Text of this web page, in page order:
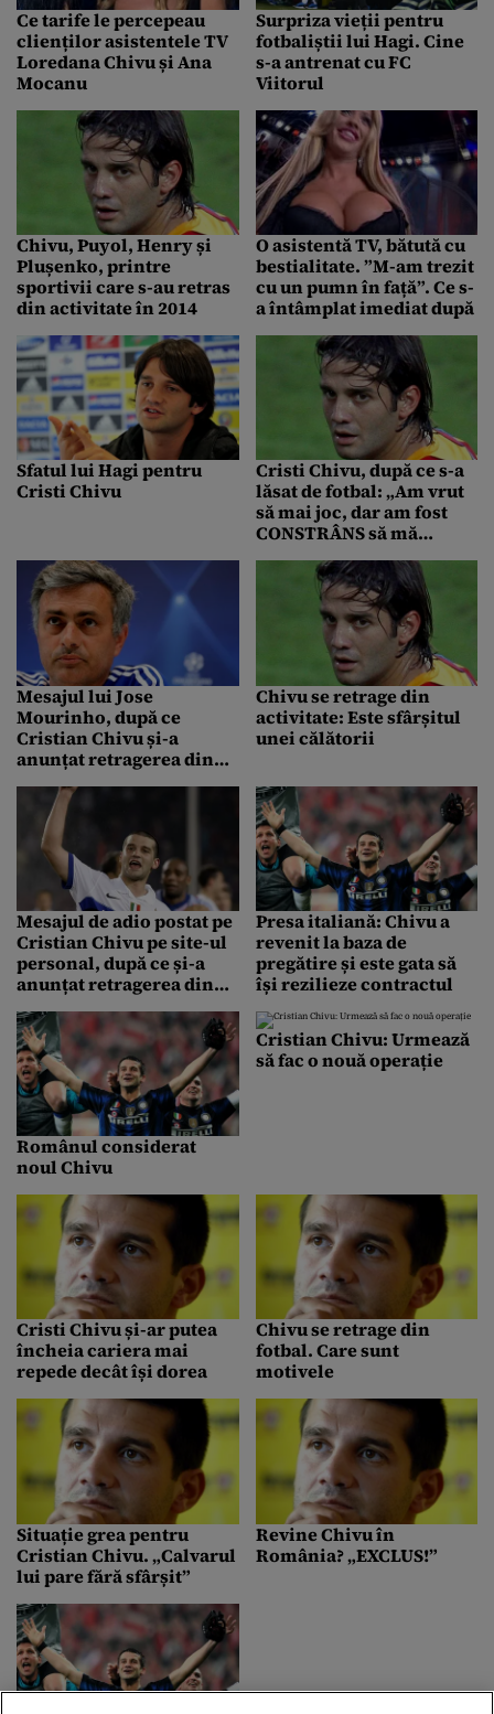
Ce tarife le percepeau
clienților asistentele TV
Loredana Chivu și Ana
Mocanu
Surpriza vieții pentru
fotbaliștii lui Hagi. Cine
s-a antrenat cu FC
Viitorul
Chivu, Puyol, Henry și
Plușenko, printre
sportivii care s-au retras
din activitate în 2014
O asistentă TV, bătută cu
bestialitate. ”M-am trezit
cu un pumn în față”. Ce s-
a întâmplat imediat după
Sfatul lui Hagi pentru
Cristi Chivu
Cristi Chivu, după ce s-a
lăsat de fotbal: „Am vrut
să mai joc, dar am fost
CONSTRÂNS să mă
retrag”
Mesajul lui Jose
Mourinho, după ce
Cristian Chivu și-a
anunțat retragerea din
Chivu se retrage din
activitate: Este sfârșitul
unei călătorii
Mesajul de adio postat pe
Cristian Chivu pe site-ul
personal, după ce și-a
anunțat retragerea din
Presa italiană: Chivu a
revenit la baza de
pregătire și este gata să
își rezilieze contractul
Românul considerat
noul Chivu
Cristian Chivu: Urmează
să fac o nouă operație
Cristi Chivu și-ar putea
încheia cariera mai
repede decât își dorea
Chivu se retrage din
fotbal. Care sunt
motivele
Situație grea pentru
Cristian Chivu. „Calvarul
lui pare fără sfârșit”
Revine Chivu în
România? „EXCLUS!”